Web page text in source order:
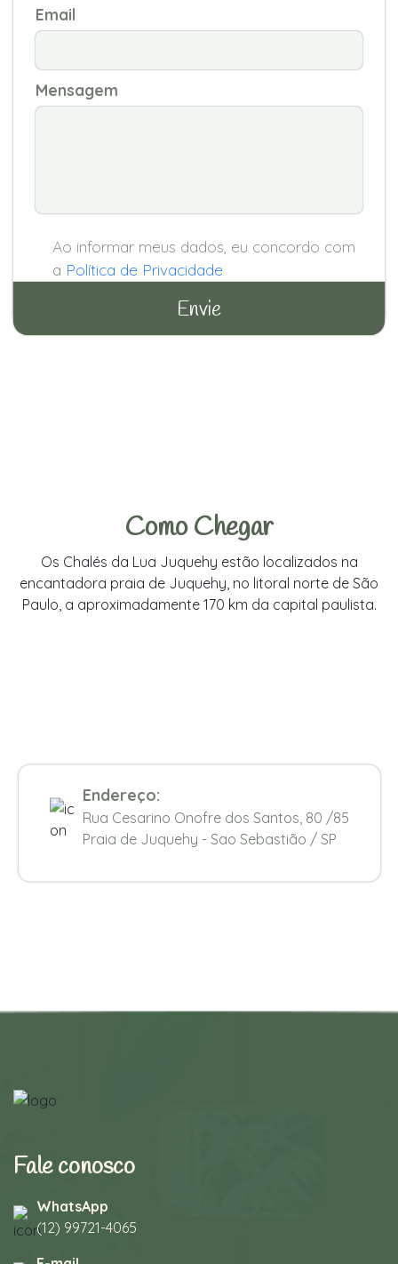
Email
Mensagem
Ao informar meus dados, eu concordo com
a Política de Privacidade
Como Chegar
Os Chalés da Lua Juquehy estão localizados na
encantadora praia de Juquehy, no litoral norte de São
Paulo, a aproximadamente 170 km da capital paulista.
Endereço:
Rua Cesarino Onofre dos Santos, 80 /85
Praia de Juquehy - Sao Sebastião / SP
Fale conosco
WhatsApp
(12) 99721-4065